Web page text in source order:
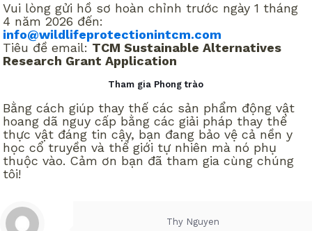
Vui lòng gửi hồ sơ hoàn chỉnh trước ngày 1 tháng
4 năm 2026 đến:
info@wildlifeprotectionintcm.com
Tiêu đề email: TCM Sustainable Alternatives
Research Grant Application
Tham gia Phong trào
Bằng cách giúp thay thế các sản phẩm động vật
hoang dã nguy cấp bằng các giải pháp thay thế
thực vật đáng tin cậy, bạn đang bảo vệ cả nền y
học cổ truyền và thế giới tự nhiên mà nó phụ
thuộc vào. Cảm ơn bạn đã tham gia cùng chúng
tôi!
Thy Nguyen